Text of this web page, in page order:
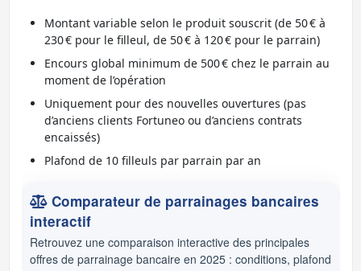
Montant variable selon le produit souscrit (de 50 € à
230 € pour le filleul, de 50 € à 120 € pour le parrain)
Encours global minimum de 500 € chez le parrain au
moment de l’opération
Uniquement pour des nouvelles ouvertures (pas
d’anciens clients Fortuneo ou d’anciens contrats
encaissés)
Plafond de 10 filleuls par parrain par an
Comparateur de parrainages bancaires
interactif
Retrouvez une comparaison interactive des principales
offres de parrainage bancaire en 2025 : conditions, plafond